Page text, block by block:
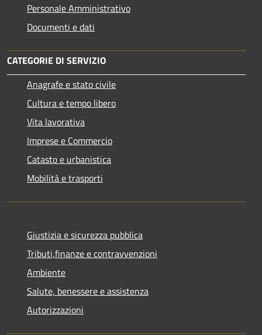
Personale Amministrativo
Documenti e dati
CATEGORIE DI SERVIZIO
Anagrafe e stato civile
Cultura e tempo libero
Vita lavorativa
Imprese e Commercio
Catasto e urbanistica
Mobilità e trasporti
Giustizia e sicurezza pubblica
Tributi,finanze e contravvenzioni
Ambiente
Salute, benessere e assistenza
Autorizzazioni